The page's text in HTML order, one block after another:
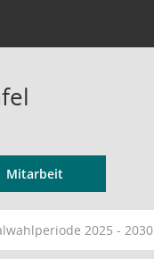
Mitarbeit
2025 - 2030